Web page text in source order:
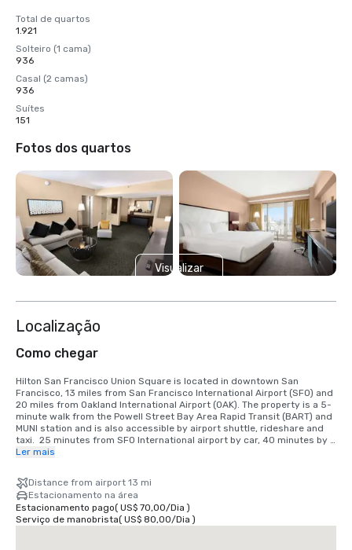
Total de quartos
1.921
Solteiro (1 cama)
936
Casal (2 camas)
936
Suítes
151
Fotos dos quartos
Visualizar
Localização
Como chegar
Hilton San Francisco Union Square is located in downtown San
Francisco, 13 miles from San Francisco International Airport (SFO) and
20 miles from Oakland International Airport (OAK). The property is a 5-
minute walk from the Powell Street Bay Area Rapid Transit (BART) and
MUNI station and is also accessible by airport shuttle, rideshare and
taxi.  25 minutes from SFO International airport by car, 40 minutes by
BART train.  We are located in the Union Square District, in the heart of
Ler mais
Distance from airport 13 mi
Estacionamento na área
Estacionamento pago( US$ 70,00/Dia )
Serviço de manobrista( US$ 80,00/Dia )